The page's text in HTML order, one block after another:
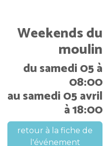
Weekends du
moulin
du samedi 05 à
08:00
au samedi 05 avril
à 18:00
retour à la fiche de
l'événement